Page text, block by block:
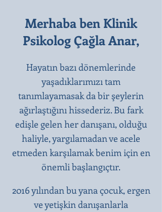
Merhaba ben Klinik
Psikolog Çağla Anar,
Hayatın bazı dönemlerinde
yaşadıklarımızı tam
tanımlayamasak da bir şeylerin
ağırlaştığını hissederiz. Bu fark
edişle gelen her danışanı, olduğu
haliyle, yargılamadan ve acele
etmeden karşılamak benim için en
önemli başlangıçtır.​
2016 yılından bu yana çocuk, ergen
ve yetişkin danışanlarla